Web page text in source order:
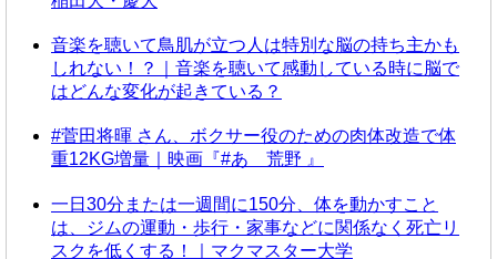
音楽を聴いて鳥肌が立つ人は特別な脳の持ち主かも
しれない！？｜音楽を聴いて感動している時に脳で
はどんな変化が起きている？
#菅田将暉 さん、ボクサー役のための肉体改造で体
重12KG増量｜映画『#あゝ荒野 』
一日30分または一週間に150分、体を動かすこと
は、ジムの運動・歩行・家事などに関係なく死亡リ
スクを低くする！｜マクマスター大学